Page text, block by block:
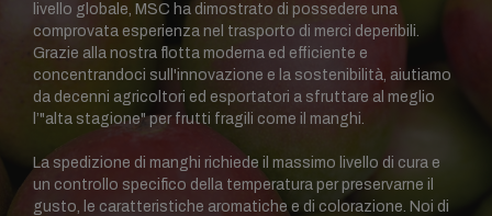
livello globale, MSC ha dimostrato di possedere una
comprovata esperienza nel trasporto di merci deperibili.
Grazie alla nostra flotta moderna ed efficiente e
concentrandoci sull'innovazione e la sostenibilità, aiutiamo
da decenni agricoltori ed esportatori a sfruttare al meglio
l’"alta stagione" per frutti fragili come il manghi.
La spedizione di manghi richiede il massimo livello di cura e
un controllo specifico della temperatura per preservarne il
gusto, le caratteristiche aromatiche e di colorazione. Noi di